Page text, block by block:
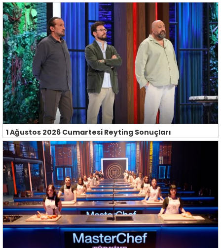
1 Ağustos 2026 Cumartesi Reyting Sonuçları